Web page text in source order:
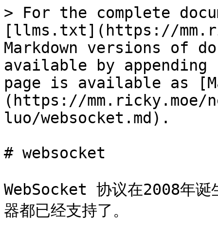
> For the complete
[llms.txt](https://
Markdown versions of
available by
page is available as
(https://
luo/websocket.md).
# websocket
WebSocket 协议在2008年诞
器都已经支持了。